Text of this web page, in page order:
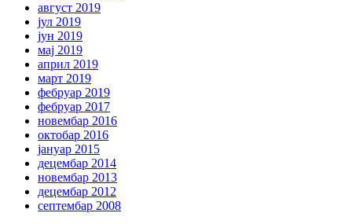
август 2019
јул 2019
јун 2019
мај 2019
април 2019
март 2019
фебруар 2019
фебруар 2017
новембар 2016
октобар 2016
јануар 2015
децембар 2014
новембар 2013
децембар 2012
септембар 2008